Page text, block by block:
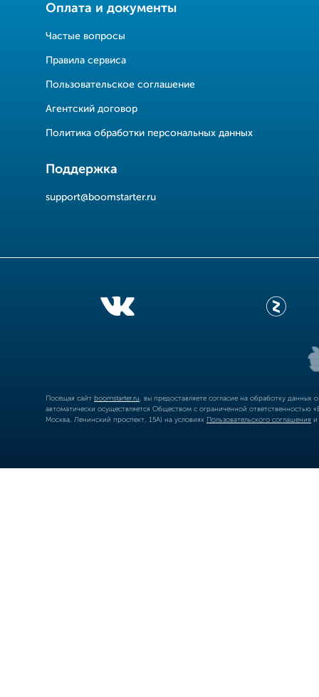
Оплата и документы
Частые вопросы
Правила сервиса
Пользовательское соглашение
Агентский договор
Политика обработки персональных данных
Поддержка
support@boomstarter.ru
Посещая сайт boomstarter.ru , вы предоставляете согласие на обработку
автоматически осуществляется Обществом с ограниченной
Москва, Ленинский проспект, 15А) на условиях Пользовательского соглашения и